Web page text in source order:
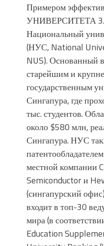
Примером
УНИВЕРСИТЕТА 3.0
Национальный
(НУС, National
NUS). Основанный
старейшим и
государственным
Сингапура, где
тыс. студентов.
около $580 млн,
Сингапура. НУС
местной компании
Semiconductor и
(сингапурский
входит в топ-30
мира (в
Education